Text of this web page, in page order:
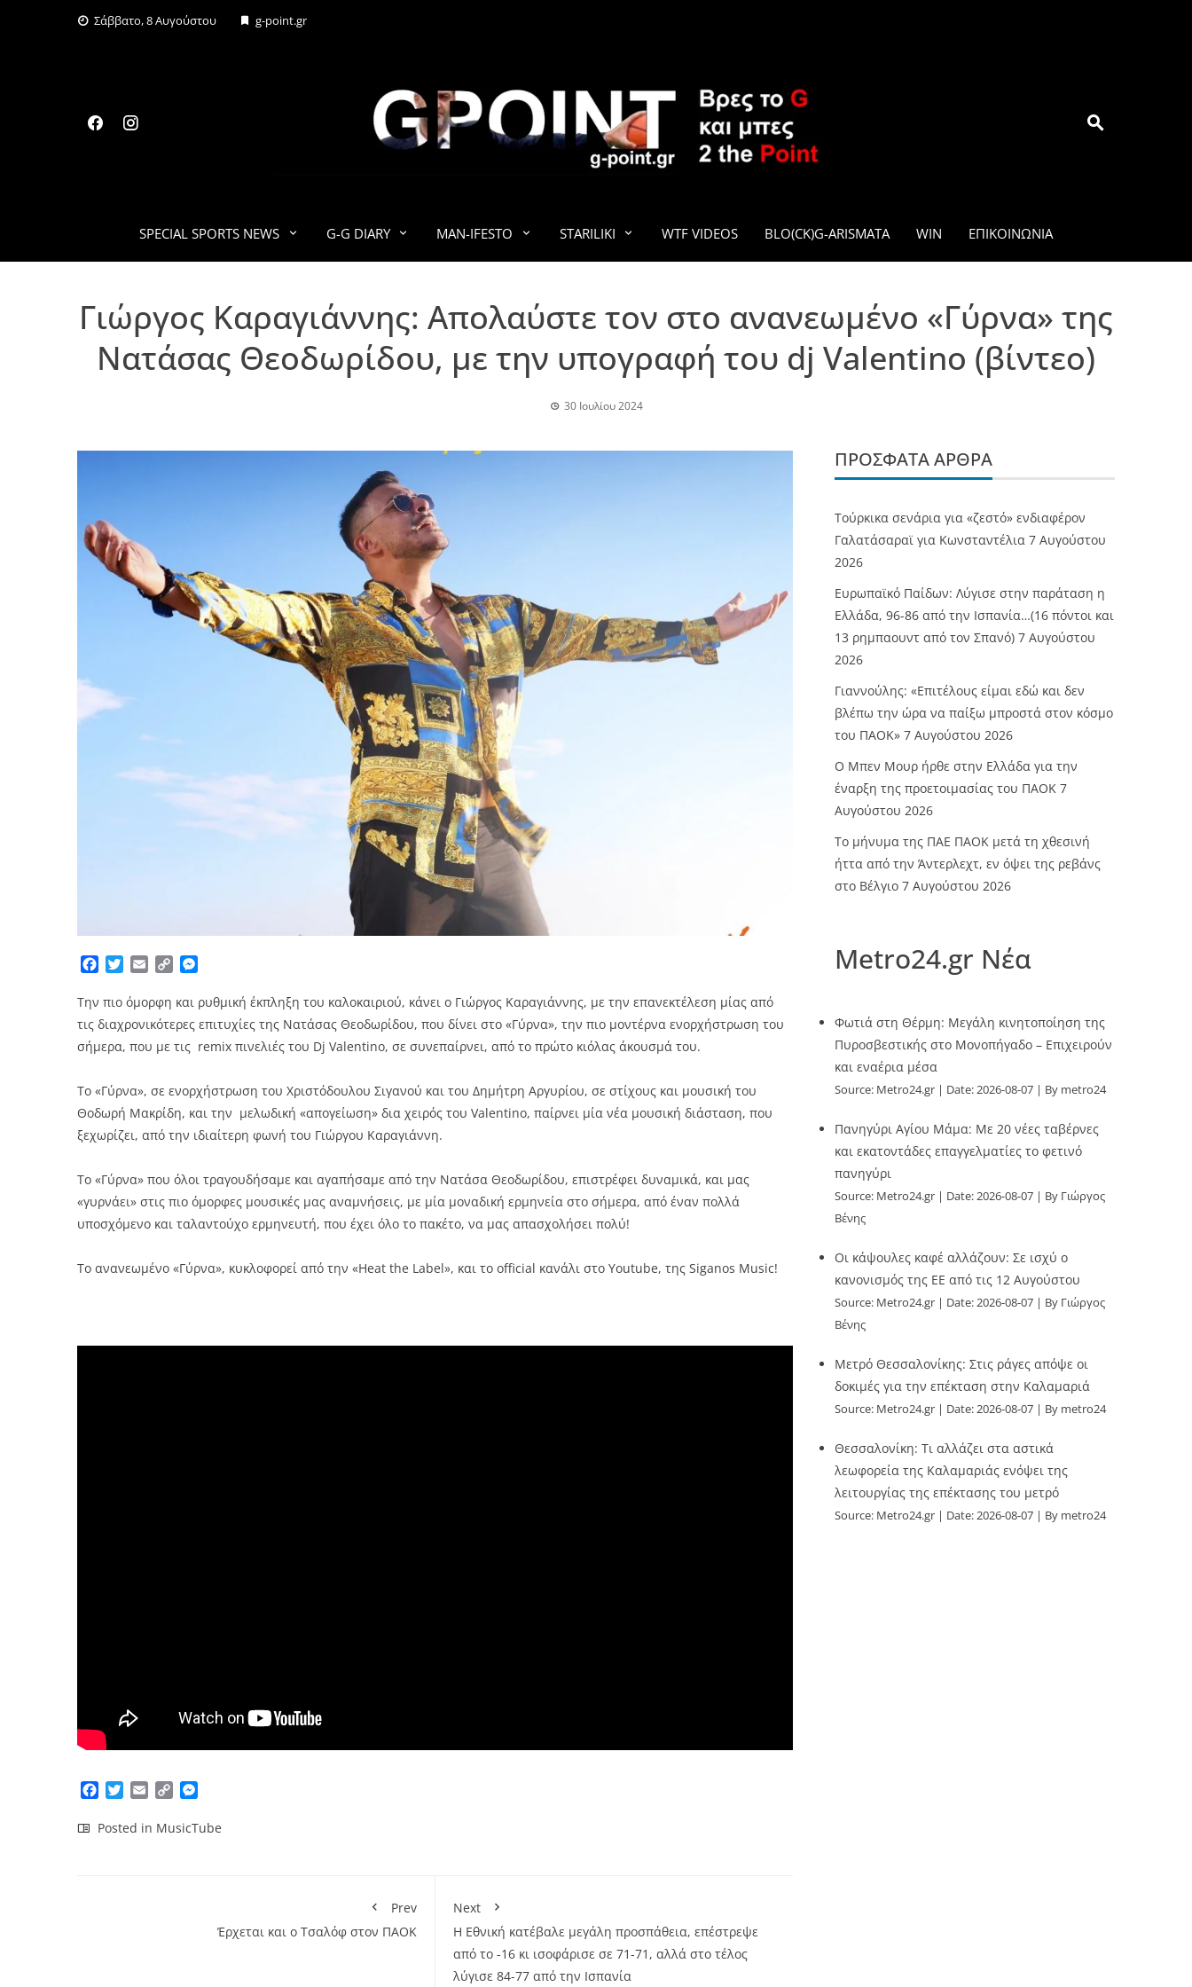
Σάββατο, 8 Αυγούστου g-point.gr
G-POINT.GR
SPECIAL SPORTS NEWS G-G DIARY MAN-IFESTO STARILIKI WTF VIDEOS BLO(CK)G-ARISMATA WIN ΕΠΙΚΟΙΝΩΝΊΑ
Γιώργος Καραγιάννης: Απολαύστε τον στο ανανεωμένο «Γύρνα» της
Νατάσας Θεοδωρίδου, με την υπογραφή του dj Valentino (βίντεο)
30 Ιουλίου 2024
Facebook
TwitterEmailCopy
Την πιο όμορφη και ρυθμική έκπληξη του καλοκαιριού, κάνει ο Γιώργος Καραγιάννης, με την επανεκτέλεση μίας από
τις διαχρονικότερες επιτυχίες της Νατάσας Θεοδωρίδου, που δίνει στο «Γύρνα», την πιο μοντέρνα ενορχήστρωση του
σήμερα, που με τις remix πινελιές του Dj Valentino, σε συνεπαίρνει, από το πρώτο κιόλας άκουσμά του.
Το «Γύρνα», σε ενορχήστρωση του Χριστόδουλου Σιγανού και του Δημήτρη Αργυρίου, σε στίχους και μουσική του
Θοδωρή Μακρίδη, και την μελωδική «απογείωση» δια χειρός του Valentino, παίρνει μία νέα μουσική διάσταση, που
ξεχωρίζει, από την ιδιαίτερη φωνή του Γιώργου Καραγιάννη.
Το «Γύρνα» που όλοι τραγουδήσαμε και αγαπήσαμε από την Νατάσα Θεοδωρίδου, επιστρέφει δυναμικά, και μας
«γυρνάει» στις πιο όμορφες μουσικές μας αναμνήσεις, με μία μοναδική ερμηνεία στο σήμερα, από έναν πολλά
υποσχόμενο και ταλαντούχο ερμηνευτή, που έχει όλο το πακέτο, να μας απασχολήσει πολύ!
Το ανανεωμένο «Γύρνα», κυκλοφορεί από την «Heat the Label», και τo official κανάλι στο Youtube, της Siganos Music!
Facebook
TwitterEmailCopy
Posted in MusicTube
Prev
Έρχεται και ο Τσαλόφ στον ΠΑΟΚ
Next
Η Εθνική κατέβαλε μεγάλη προσπάθεια, επέστρεψε
από το -16 κι ισοφάρισε σε 71-71, αλλά στο τέλος
λύγισε 84-77 από την Ισπανία
ΠΡΌΣΦΑΤΑ ΆΡΘΡΑ
Τούρκικα σενάρια για «ζεστό» ενδιαφέρον
Γαλατάσαραϊ για Κωνσταντέλια 7 Αυγούστου
2026
Ευρωπαϊκό Παίδων: Λύγισε στην παράταση η
Ελλάδα, 96-86 από την Ισπανία…(16 πόντοι και
13 ρημπαουντ από τον Σπανό) 7 Αυγούστου
2026
Γιαννούλης: «Επιτέλους είμαι εδώ και δεν
βλέπω την ώρα να παίξω μπροστά στον κόσμο
του ΠΑΟΚ» 7 Αυγούστου 2026
O Mπεν Μουρ ήρθε στην Ελλάδα για την
έναρξη της προετοιμασίας του ΠΑΟΚ 7
Αυγούστου 2026
Το μήνυμα της ΠΑΕ ΠΑΟΚ μετά τη χθεσινή
ήττα από την Άντερλεχτ, εν όψει της ρεβάνς
στο Βέλγιο 7 Αυγούστου 2026
Metro24.gr Νέα
Φωτιά στη Θέρμη: Μεγάλη κινητοποίηση της
Πυροσβεστικής στο Μονοπήγαδο – Επιχειρούν
και εναέρια μέσα
Source: Metro24.gr Date: 2026-08-07 By metro24
Πανηγύρι Αγίου Μάμα: Με 20 νέες ταβέρνες
και εκατοντάδες επαγγελματίες το φετινό
πανηγύρι
Source: Metro24.gr Date: 2026-08-07
By Γιώργος
Βένης
Οι κάψουλες καφέ αλλάζουν: Σε ισχύ ο
κανονισμός της ΕΕ από τις 12 Αυγούστου
Source: Metro24.gr Date: 2026-08-07
By Γιώργος
Βένης
Μετρό Θεσσαλονίκης: Στις ράγες απόψε οι
δοκιμές για την επέκταση στην Καλαμαριά
Source: Metro24.gr Date: 2026-08-07 By metro24
Θεσσαλονίκη: Τι αλλάζει στα αστικά
λεωφορεία της Καλαμαριάς ενόψει της
λειτουργίας της επέκτασης του μετρό
Source: Metro24.gr Date: 2026-08-07 By metro24